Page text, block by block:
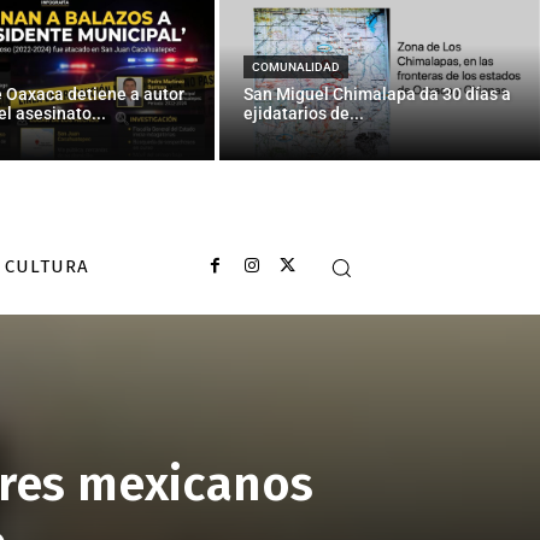
Oaxaca detiene a autor
asesinato...
COMUNALIDAD
San Miguel Chimalapa da 30 días a
ejidatarios de...
CULTURA
mexicanos